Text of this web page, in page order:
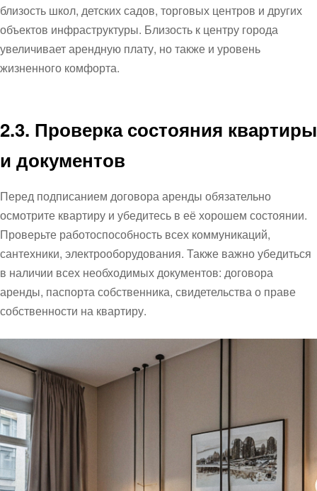
близость школ, детских садов, торговых центров и других
объектов инфраструктуры. Близость к центру города
увеличивает арендную плату, но также и уровень
жизненного комфорта.
2.3. Проверка состояния квартиры
и документов
Перед подписанием договора аренды обязательно
осмотрите квартиру и убедитесь в её хорошем состоянии.
Проверьте работоспособность всех коммуникаций,
сантехники, электрооборудования. Также важно убедиться
в наличии всех необходимых документов: договора
аренды, паспорта собственника, свидетельства о праве
собственности на квартиру.